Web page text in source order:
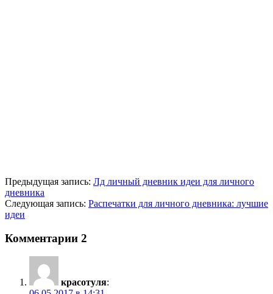
Предыдущая запись: Лд личный дневник идеи для личного
дневника
Следующая запись: Распечатки для личного дневника: лучшие
идеи
Комментарии 2
красотуля: